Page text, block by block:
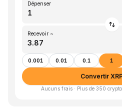
Dépenser
Recevoir ~
0.001 0.01 0.1 1
Convertir
Aucuns frais · Plus de 350